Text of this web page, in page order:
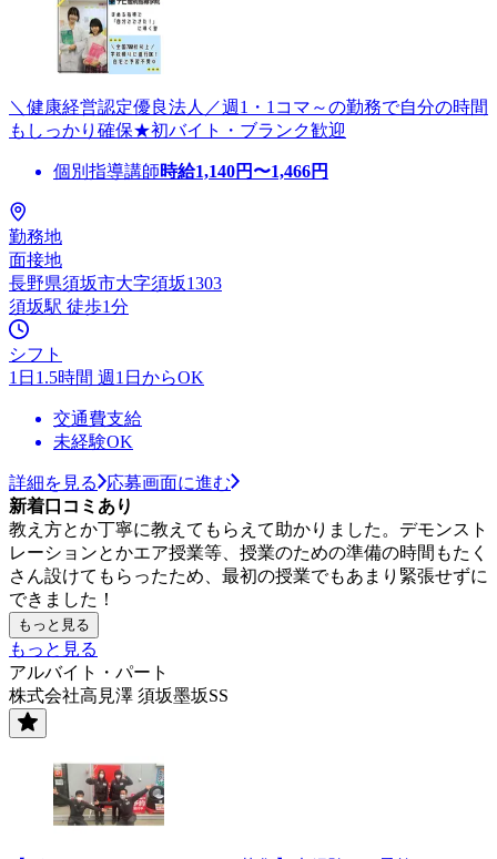
＼健康経営認定優良法人／週1・1コマ～の勤務で自分の時間
もしっかり確保★初バイト・ブランク歓迎
個別指導講師時給1,140円〜1,466円
勤務地
面接地
長野県須坂市大字須坂1303
須坂駅 徒歩1分
シフト
1日1.5時間 週1日からOK
交通費支給
未経験OK
詳細を見る
応募画面に進む
新着口コミあり
教え方とか丁寧に教えてもらえて助かりました。デモンスト
レーションとかエア授業等、授業のための準備の時間もたく
さん設けてもらったため、最初の授業でもあまり緊張せずに
できました！
もっと見る
もっと見る
アルバイト・パート
株式会社高見澤 須坂墨坂SS